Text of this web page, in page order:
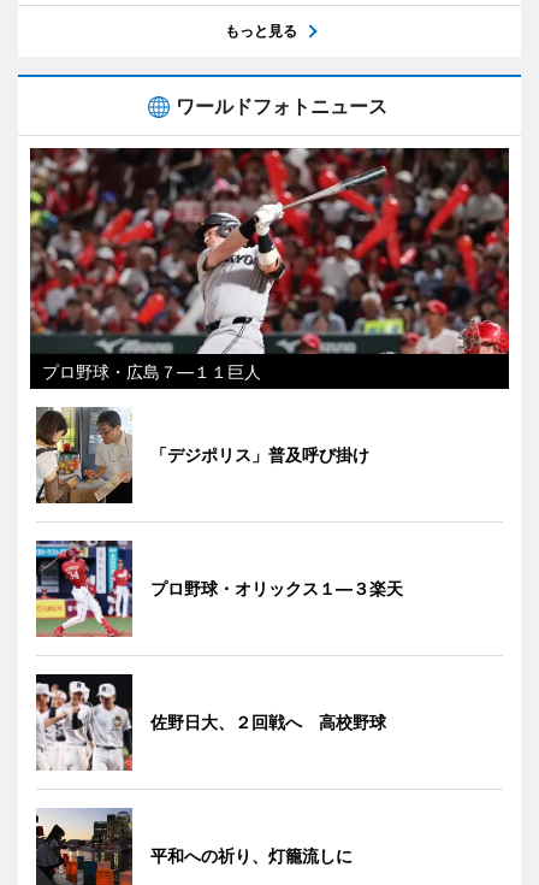
もっと見る
ワールドフォトニュース
プロ野球・広島７―１１巨人
「デジポリス」普及呼び掛け
プロ野球・オリックス１―３楽天
佐野日大、２回戦へ 高校野球
平和への祈り、灯籠流しに